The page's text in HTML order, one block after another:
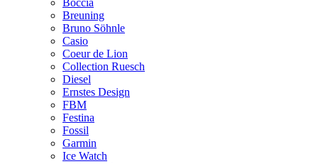
Boccia
Breuning
Bruno Söhnle
Casio
Coeur de Lion
Collection Ruesch
Diesel
Ernstes Design
FBM
Festina
Fossil
Garmin
Ice Watch